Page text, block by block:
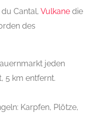
Cantal, Vulkane die
des
jeden
5 km entfernt.
Karpfen, Plötze,